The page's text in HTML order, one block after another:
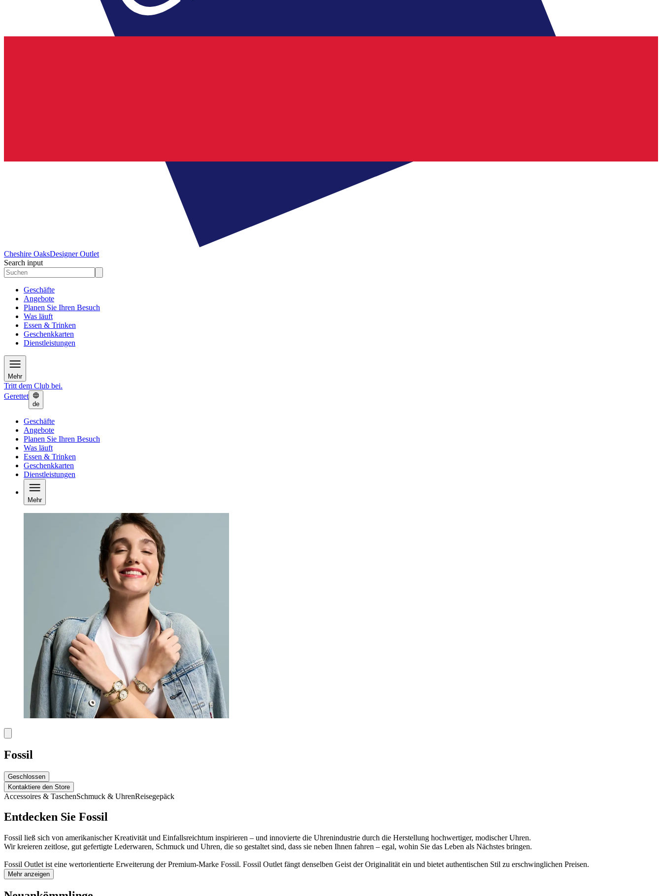
Cheshire OaksDesigner Outlet
Search input
Geschäfte
Angebote
Planen Sie Ihren Besuch
Was läuft
Essen & Trinken
Geschenkkarten
Dienstleistungen
Mehr
Tritt dem Club bei.
Gerettet
de
Geschäfte
Angebote
Planen Sie Ihren Besuch
Was läuft
Essen & Trinken
Geschenkkarten
Dienstleistungen
Mehr
Fossil
Geschlossen
Kontaktiere den Store
Accessoires & TaschenSchmuck & UhrenReisegepäck
Entdecken Sie Fossil
Fossil ließ sich von amerikanischer Kreativität und Einfallsreichtum inspirieren – und innovierte die Uhrenindustrie durch die Herstellung hochwertiger, modischer Uhren.
Wir kreieren zeitlose, gut gefertigte Lederwaren, Schmuck und Uhren, die so gestaltet sind, dass sie neben Ihnen fahren – egal, wohin Sie das Leben als Nächstes bringen.
Fossil Outlet ist eine wertorientierte Erweiterung der Premium-Marke Fossil. Fossil Outlet fängt denselben Geist der Originalität ein und bietet authentischen Stil zu erschwinglichen Preisen.
Mehr anzeigen